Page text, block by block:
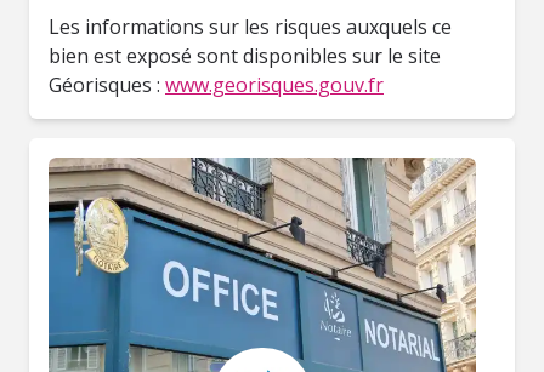
Les informations sur les risques auxquels ce
bien est exposé sont disponibles sur le site
Géorisques : www.georisques.gouv.fr